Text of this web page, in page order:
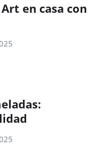
en casa con